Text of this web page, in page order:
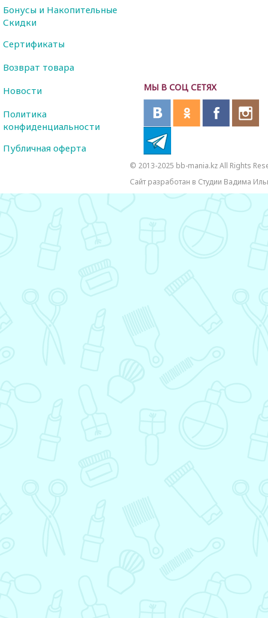
МЫ В СОЦ СЕТЯХ
Бонусы и Накопительные
Скидки
Сертификаты
Возврат товара
Новости
Политика
конфиденциальности
Публичная оферта
© 2013-2025 bb-mania.kz All Rights
Сайт разработан в Студии Вадима